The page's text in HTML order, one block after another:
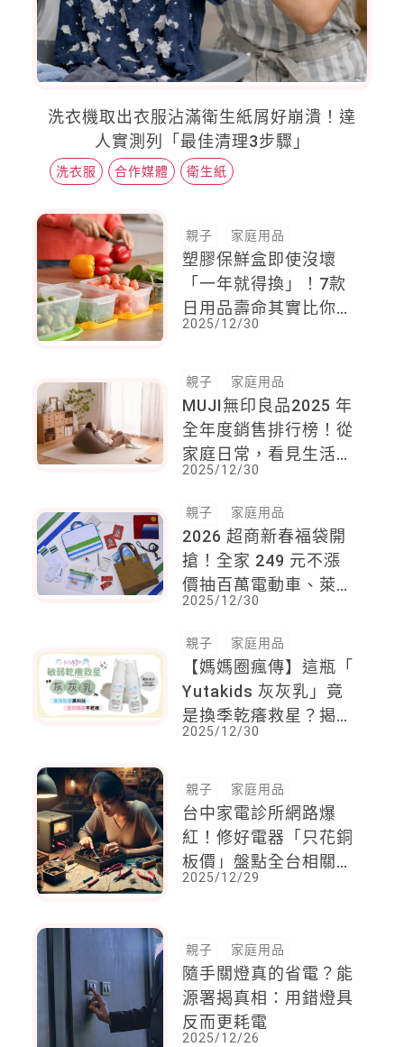
洗衣機取出衣服沾滿衛生紙屑好崩潰！達
人實測列「最佳清理3步驟」
洗衣服 合作媒體 衛生紙
親子 家庭用品
塑膠保鮮盒即使沒壞
「一年就得換」！7款
日用品壽命其實比你想
得短
2025/12/30
親子 家庭用品
MUJI無印良品2025 年
全年度銷售排行榜！從
家庭日常，看見生活的
溫度，「這一款」讓全
家都捨不得離開
2025/12/30
親子 家庭用品
2026 超商新春福袋開
搶！全家 249 元不漲
價抽百萬電動車、萊爾
富 100 元抽股票，7-
11外流福袋超驚人！
2025/12/30
親子 家庭用品
【媽媽圈瘋傳】這瓶「
Yutakids 灰灰乳」竟
是換季乾癢救星？揭開
「長效防護」黑科技，
2025/12/30
親子 家庭用品
台中家電診所網路爆
紅！修好電器「只花銅
板價」盤點全台相關維
修服務據點
2025/12/29
親子 家庭用品
隨手關燈真的省電？能
源署揭真相：用錯燈具
反而更耗電
2025/12/26